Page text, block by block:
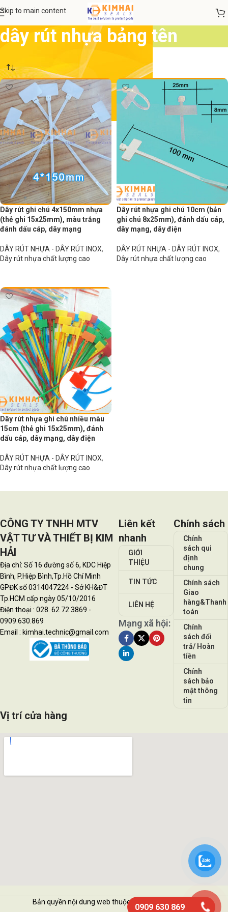
Skip to main content
dây rút nhựa bảng tên
Dây rút ghi chú 4x150mm nhựa
(thẻ ghi 15x25mm), màu trắng
đánh dấu cáp, dây mạng
DÂY RÚT NHỰA - DÂY RÚT INOX,
Dây rút nhựa chất lượng cao
Dây rút nhựa ghi chú 10cm (bản
ghi chú 8x25mm), đánh dấu cáp,
dây mạng, dây điện
DÂY RÚT NHỰA - DÂY RÚT INOX,
Dây rút nhựa chất lượng cao
Dây rút nhựa ghi chú nhiều màu
15cm (thẻ ghi 15x25mm), đánh
dấu cáp, dây mạng, dây điện
DÂY RÚT NHỰA - DÂY RÚT INOX,
Dây rút nhựa chất lượng cao
CÔNG TY TNHH MTV
VẬT TƯ VÀ THIẾT BỊ KIM
HẢI
Địa chỉ: Số 16 đường số 6, KDC Hiệp
Bình, P.Hiệp Bình,Tp.Hồ Chí Minh
GPĐK số 0314047224 - Sở KH&ĐT
Tp.HCM cấp ngày 05/10/2016
Điện thoại : 028. 62 72 3869 -
0909.630.869
Email : kimhai.technic@gmail.com
Liên kết
nhanh
GIỚI
THIỆU
TIN TỨC
LIÊN HỆ
Mạng xã hội:
Chính sách
Chính
sách qui
định
chung
Chính sách
Giao
hàng&Thanh
toán
Chính
sách đổi
trả/ Hoàn
tiền
Chính
sách bảo
mật thông
tin
Vị trí cửa hàng
Bản quyền nội dung web thuộc về Vattukimhai.com
0909 630 869